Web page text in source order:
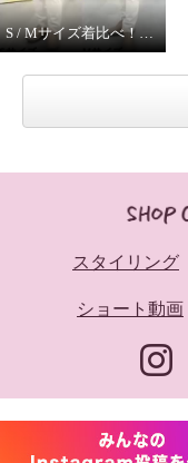
S / Mサイズ着比べ！ モカサンジュンコシマダ
スタイリング
ショート動画